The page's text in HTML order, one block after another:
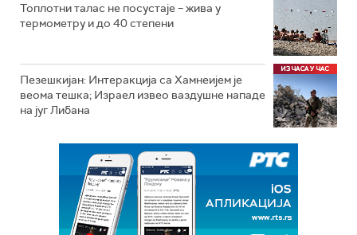
Топлотни талас не посустаје – жива у
термометру и до 40 степени
Пезешкијан: Интеракција са Хамнеијем је
веома тешка; Израел извео ваздушне нападе
на југ Либана